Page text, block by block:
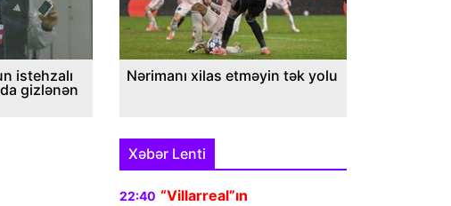
istehzalı
gizlənən
Nərimanı xilas etməyin tək yolu
Xəbər Lenti
22:40 “Villarreal”ın